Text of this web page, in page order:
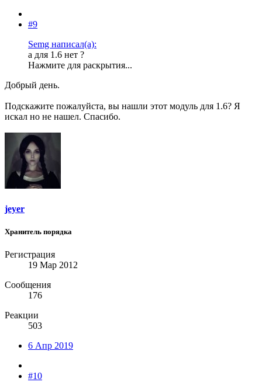
#9
Semg написал(а):
а для 1.6 нет ?
Нажмите для раскрытия...
Добрый день.
Подскажите пожалуйста, вы нашли этот модуль для 1.6? Я
искал но не нашел. Спасибо.
jeyer
Хранитель порядка
Регистрация
19 Мар 2012
Сообщения
176
Реакции
503
6 Апр 2019
#10